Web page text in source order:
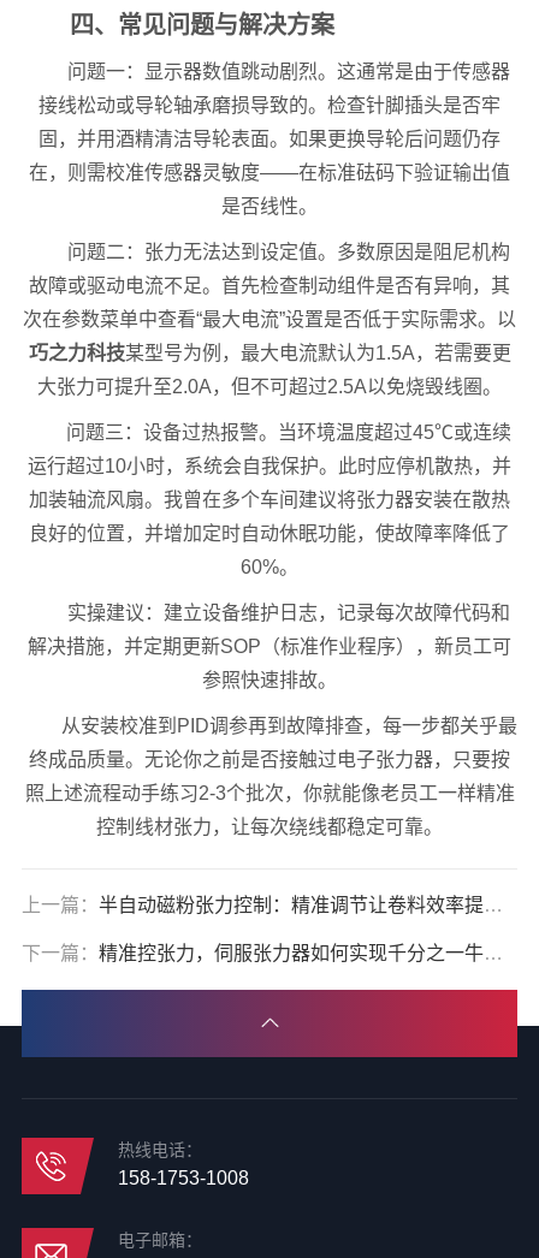
四、常见问题与解决方案
问题一：显示器数值跳动剧烈。这通常是由于传感器
接线松动或导轮轴承磨损导致的。检查针脚插头是否牢
固，并用酒精清洁导轮表面。如果更换导轮后问题仍存
在，则需校准传感器灵敏度——在标准砝码下验证输出值
是否线性。
问题二：张力无法达到设定值。多数原因是阻尼机构
故障或驱动电流不足。首先检查制动组件是否有异响，其
次在参数菜单中查看“最大电流”设置是否低于实际需求。以
巧之力科技某型号为例，最大电流默认为1.5A，若需要更
大张力可提升至2.0A，但不可超过2.5A以免烧毁线圈。
问题三：设备过热报警。当环境温度超过45℃或连续
运行超过10小时，系统会自我保护。此时应停机散热，并
加装轴流风扇。我曾在多个车间建议将张力器安装在散热
良好的位置，并增加定时自动休眠功能，使故障率降低了
60%。
实操建议：建立设备维护日志，记录每次故障代码和
解决措施，并定期更新SOP（标准作业程序），新员工可
参照快速排故。
从安装校准到PID调参再到故障排查，每一步都关乎最
终成品质量。无论你之前是否接触过电子张力器，只要按
照上述流程动手练习2-3个批次，你就能像老员工一样精准
控制线材张力，让每次绕线都稳定可靠。
上一篇： 半自动磁粉张力控制：精准调节让卷料效率提升30%
下一篇： 精准控张力，伺服张力器如何实现千分之一牛米级控制
热线电话：
158-1753-1008
电子邮箱：